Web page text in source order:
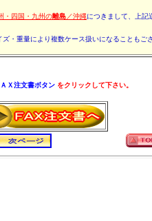
・四国・九州の離島／沖縄につきまして、上記
・重量により複数ケース扱いになることも
ＡＸ注文書ボタン をクリックして下さい。